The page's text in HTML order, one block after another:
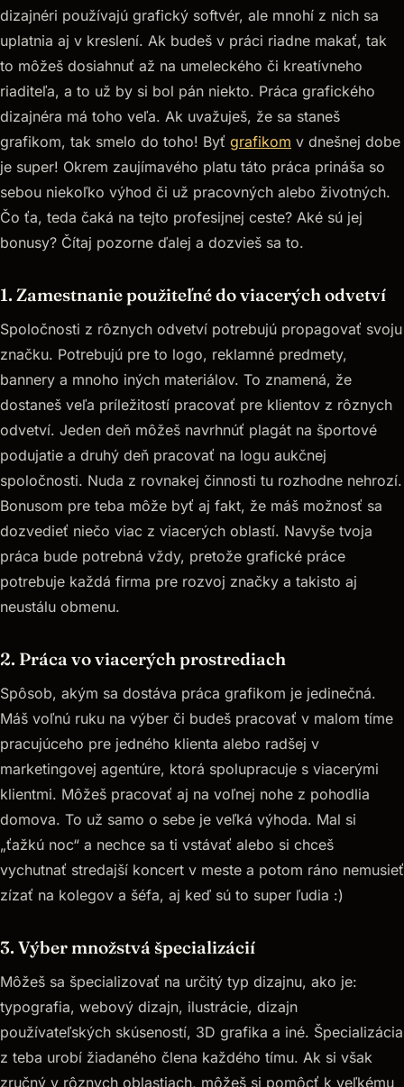
dizajnéri používajú grafický softvér, ale mnohí z nich sa
uplatnia aj v kreslení. Ak budeš v práci riadne makať, tak
to môžeš dosiahnuť až na umeleckého či kreatívneho
riaditeľa, a to už by si bol pán niekto. Práca grafického
dizajnéra má toho veľa. Ak uvažuješ, že sa staneš
grafikom, tak smelo do toho! Byť grafikom v dnešnej dobe
je super! Okrem zaujímavého platu táto práca prináša so
sebou niekoľko výhod či už pracovných alebo životných.
Čo ťa, teda čaká na tejto profesijnej ceste? Aké sú jej
bonusy? Čítaj pozorne ďalej a dozvieš sa to.
1. Zamestnanie použiteľné do viacerých odvetví
Spoločnosti z rôznych odvetví potrebujú propagovať svoju
značku. Potrebujú pre to logo, reklamné predmety,
bannery a mnoho iných materiálov. To znamená, že
dostaneš veľa príležitostí pracovať pre klientov z rôznych
odvetví. Jeden deň môžeš navrhnúť plagát na športové
podujatie a druhý deň pracovať na logu aukčnej
spoločnosti. Nuda z rovnakej činnosti tu rozhodne nehrozí.
Bonusom pre teba môže byť aj fakt, že máš možnosť sa
dozvedieť niečo viac z viacerých oblastí. Navyše tvoja
práca bude potrebná vždy, pretože grafické práce
potrebuje každá firma pre rozvoj značky a takisto aj
neustálu obmenu.
2. Práca vo viacerých prostrediach
Spôsob, akým sa dostáva práca grafikom je jedinečná.
Máš voľnú ruku na výber či budeš pracovať v malom tíme
pracujúceho pre jedného klienta alebo radšej v
marketingovej agentúre, ktorá spolupracuje s viacerými
klientmi. Môžeš pracovať aj na voľnej nohe z pohodlia
domova. To už samo o sebe je veľká výhoda. Mal si
„ťažkú noc“ a nechce sa ti vstávať alebo si chceš
vychutnať stredajší koncert v meste a potom ráno nemusieť
zízať na kolegov a šéfa, aj keď sú to super ľudia :)
3. Výber množstvá špecializácií
Môžeš sa špecializovať na určitý typ dizajnu, ako je:
typografia, webový dizajn, ilustrácie, dizajn
používateľských skúseností, 3D grafika a iné. Špecializácia
z teba urobí žiadaného člena každého tímu. Ak si však
zručný v rôznych oblastiach, môžeš si pomôcť k veľkému